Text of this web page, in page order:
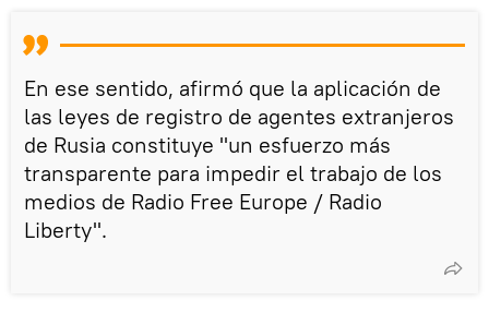
En ese sentido, afirmó que la aplicación de
las leyes de registro de agentes extranjeros
de Rusia constituye "un esfuerzo más
transparente para impedir el trabajo de los
medios de Radio Free Europe / Radio
Liberty".